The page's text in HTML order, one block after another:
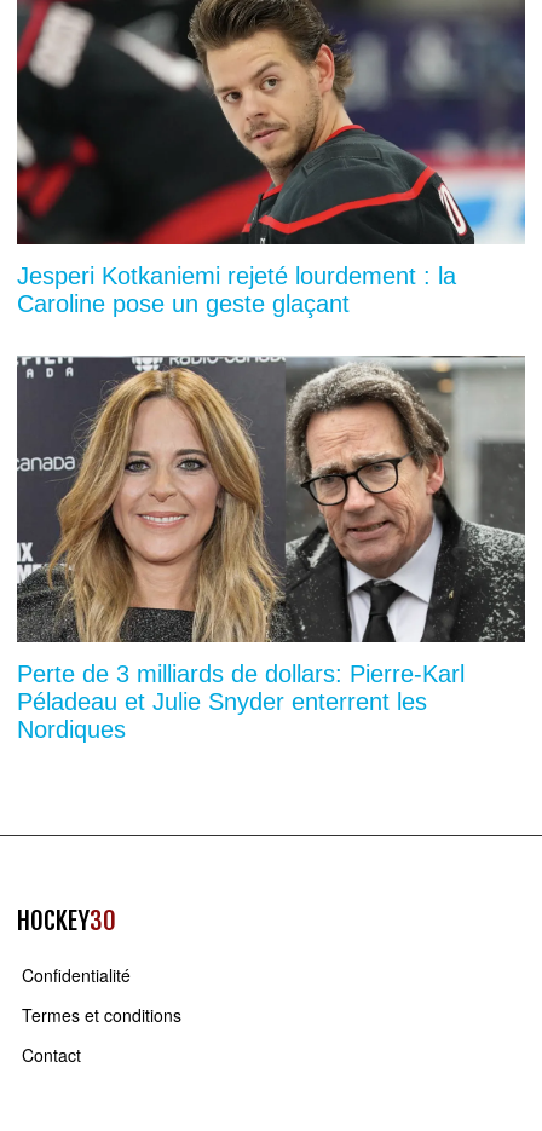
Jesperi Kotkaniemi rejeté lourdement : la
Caroline pose un geste glaçant
Perte de 3 milliards de dollars: Pierre-Karl
Péladeau et Julie Snyder enterrent les
Nordiques
HOCKEY30
Confidentialité
Termes et conditions
Contact